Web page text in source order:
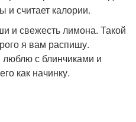
и считает калории.
и свежесть лимона. Такой
я вам распишу.
с блинчиками и
как начинку.